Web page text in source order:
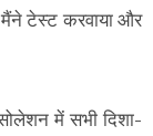
टेस्ट करवाया और
में सभी दिशा-